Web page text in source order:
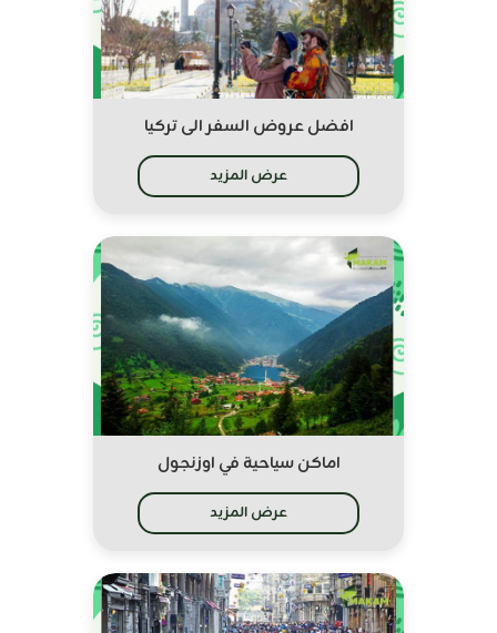
افضل عروض السفر الى تركيا
عرض المزيد
اماكن سياحية في اوزنجول
عرض المزيد